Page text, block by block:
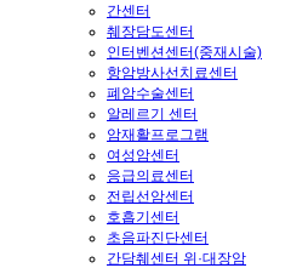
간센터
췌장담도센터
인터벤션센터(중재시술)
항암방사선치료센터
폐암수술센터
알레르기 센터
암재활프로그램
여성암센터
응급의료센터
전립선암센터
호흡기센터
초음파진단센터
간담췌센터 위·대장암